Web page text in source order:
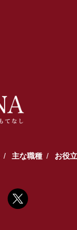
主な職種 お役